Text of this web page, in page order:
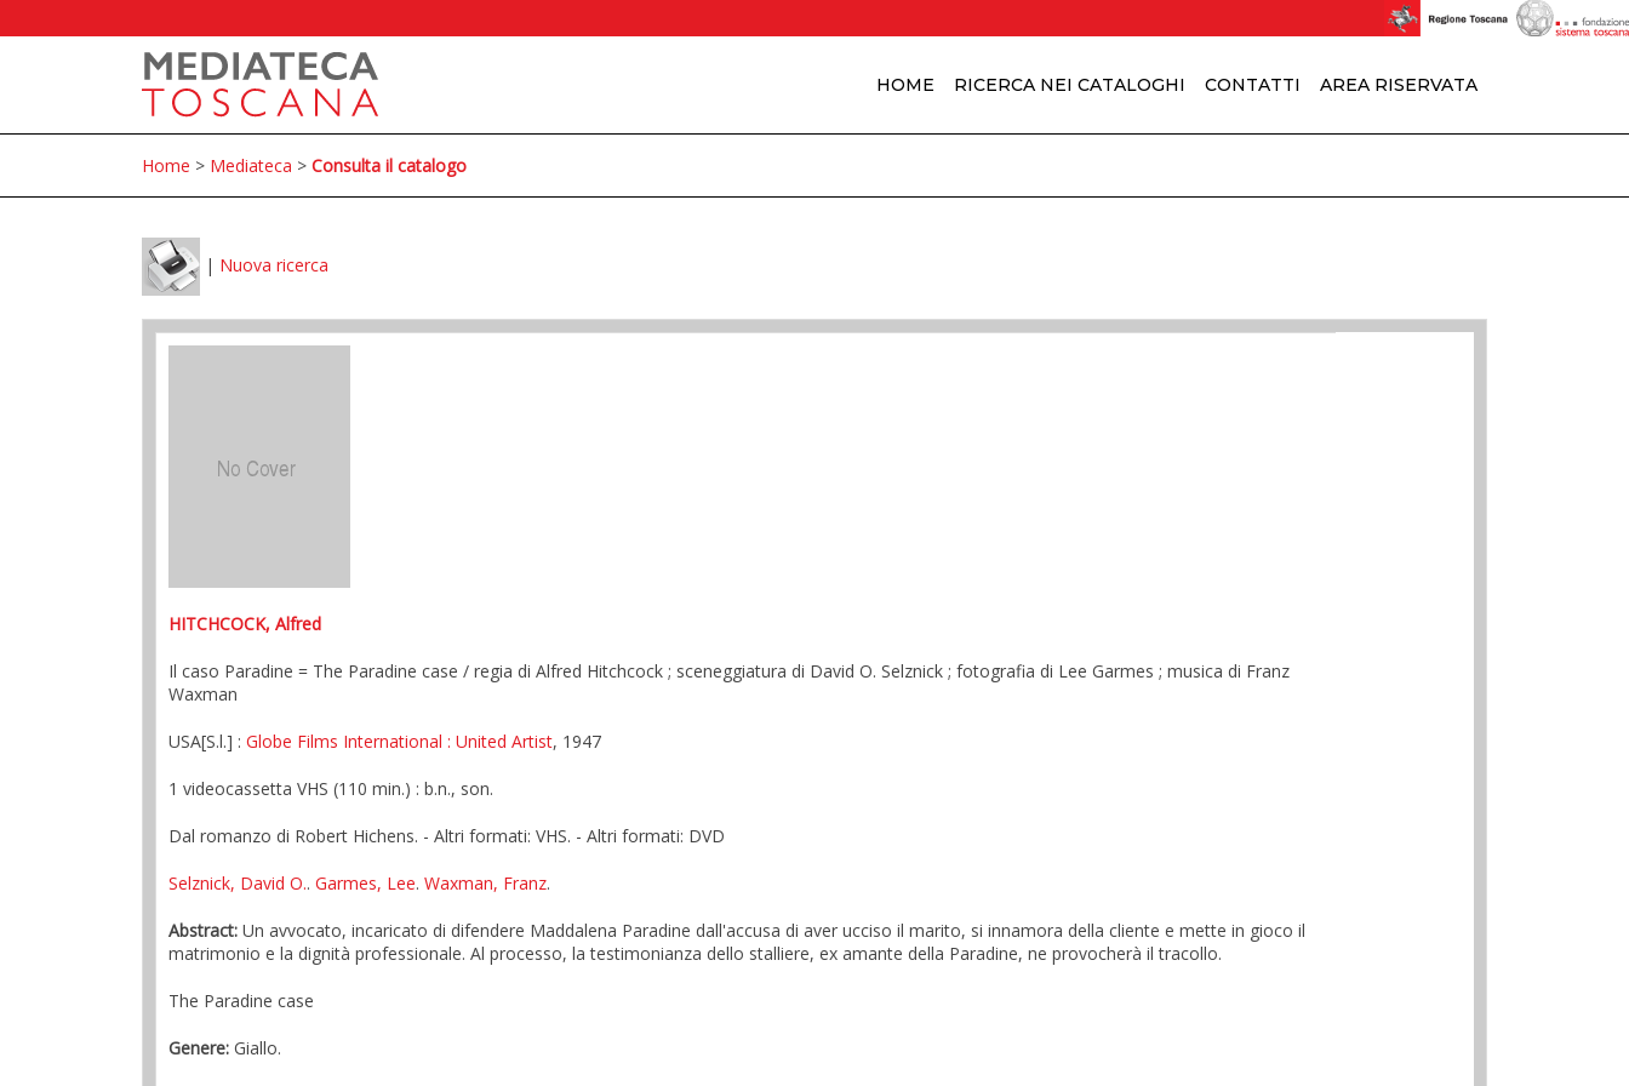
HOME RICERCA NEI CATALOGHI CONTATTI AREA RISERVATA
Home > Mediateca > Consulta il catalogo
| Nuova ricerca
HITCHCOCK, Alfred
Il caso Paradine = The Paradine case / regia di Alfred Hitchcock ; sceneggiatura di David O. Selznick ; fotografia di Lee Garmes ; musica di Franz
Waxman
USA[S.l.] : Globe Films International : United Artist, 1947
1 videocassetta VHS (110 min.) : b.n., son.
Dal romanzo di Robert Hichens. - Altri formati: VHS. - Altri formati: DVD
Selznick, David O.. Garmes, Lee. Waxman, Franz.
Abstract: Un avvocato, incaricato di difendere Maddalena Paradine dall'accusa di aver ucciso il marito, si innamora della cliente e mette in gioco il
matrimonio e la dignità professionale. Al processo, la testimonianza dello stalliere, ex amante della Paradine, ne provocherà il tracollo.
The Paradine case
Genere: Giallo.